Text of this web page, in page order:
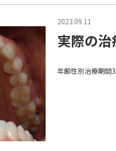
2023.09.11
実際の治
年齢性別治療期間